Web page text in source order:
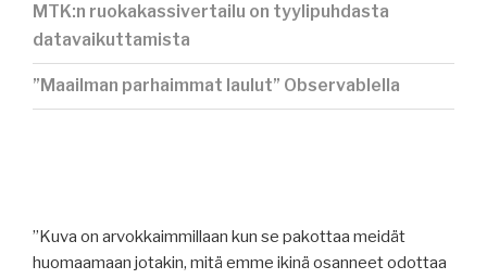
MTK:n ruokakassivertailu on tyylipuhdasta
datavaikuttamista
”Maailman parhaimmat laulut” Observablella
”Kuva on arvokkaimmillaan kun se pakottaa meidät
huomaamaan jotakin, mitä emme ikinä osanneet odottaa